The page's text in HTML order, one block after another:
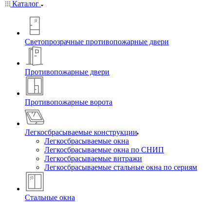
Каталог
Светопрозрачные противопожарные двери
Противопожарные двери
Противопожарные ворота
Легкосбрасываемые конструкции
Легкосбрасываемые окна
Легкосбрасываемые окна по СНИП
Легкосбрасываемые витражи
Легкосбрасываемые стальные окна по сериям
Стальные окна